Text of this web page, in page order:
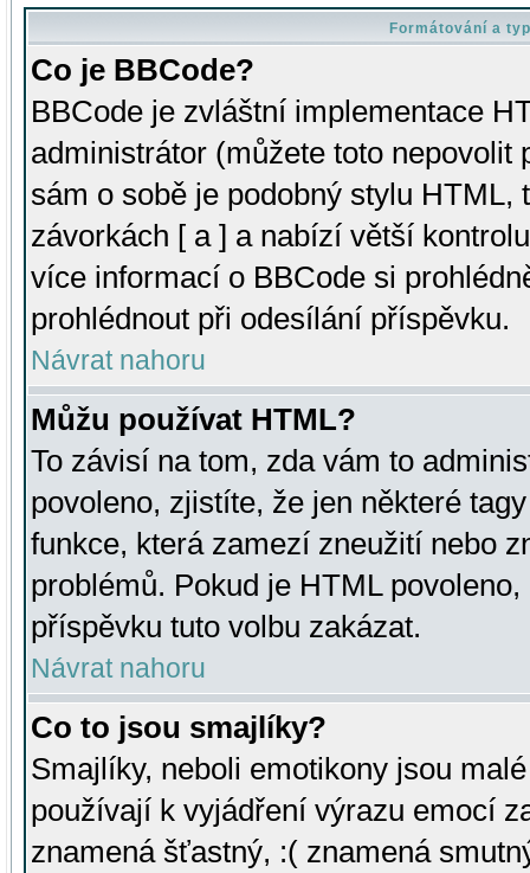
Formátování a
Co je BBCode?
BBCode je zvláštní implementace
administrátor (můžete toto
sám o sobě je podobný stylu HTML,
závorkách [ a ] a nabízí větší
více informací o BBCode si
prohlédnout při odesílání příspěvku.
Návrat nahoru
Můžu používat HTML?
To závisí na tom, zda vám to
povoleno, zjistíte, že jen některé
funkce, která zamezí zneužití nebo
problémů. Pokud je HTML
příspěvku tuto volbu zakázat.
Návrat nahoru
Co to jsou smajlíky?
Smajlíky, neboli emotikony jsou
používají k vyjádření výrazu emocí
znamená šťastný, :( znamená